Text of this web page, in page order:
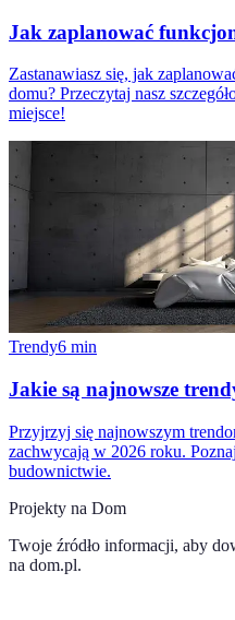
Jak zaplanować
Zastanawiasz się, jak
domu? Przeczytaj nasz
miejsce!
Trendy6 min
Jakie są najnowsze
Przyjrzyj się najnowszym
zachwycają w 2026 roku.
budownictwie.
Projekty na Dom
Twoje źródło informacji, aby
na dom.pl.